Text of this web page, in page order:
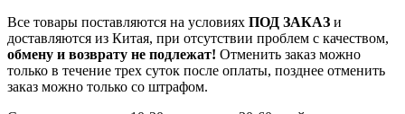
Все товары поставляются на условиях ПОД ЗАКАЗ и
доставляются из Китая, при отсутствии проблем с качеством,
обмену и возврату не подлежат! Отменить заказ можно
только в течение трех суток после оплаты, позднее отменить
заказ можно только со штрафом.